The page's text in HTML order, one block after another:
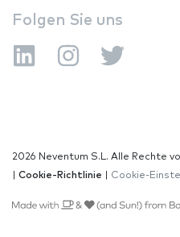
Folgen Sie uns
2026 Neventum S.L. Alle Rechte
Cookie-Richtlinie Cookie-